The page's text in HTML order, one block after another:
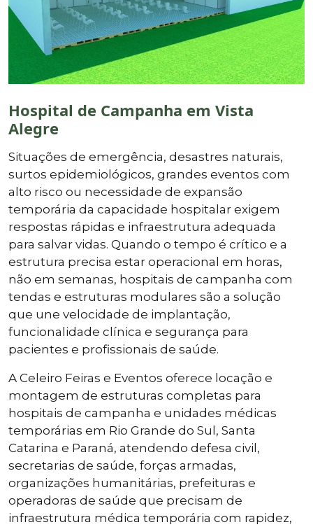
Hospital de Campanha em Vista
Alegre
Situações de emergência, desastres naturais,
surtos epidemiológicos, grandes eventos com
alto risco ou necessidade de expansão
temporária da capacidade hospitalar exigem
respostas rápidas e infraestrutura adequada
para salvar vidas. Quando o tempo é crítico e a
estrutura precisa estar operacional em horas,
não em semanas, hospitais de campanha com
tendas e estruturas modulares são a solução
que une velocidade de implantação,
funcionalidade clínica e segurança para
pacientes e profissionais de saúde.
A Celeiro Feiras e Eventos oferece locação e
montagem de estruturas completas para
hospitais de campanha e unidades médicas
temporárias em Rio Grande do Sul, Santa
Catarina e Paraná, atendendo defesa civil,
secretarias de saúde, forças armadas,
organizações humanitárias, prefeituras e
operadoras de saúde que precisam de
infraestrutura médica temporária com rapidez,